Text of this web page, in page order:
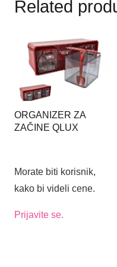
Related
ORGANIZER ZA
ZAČINE QLUX
Morate biti korisnik,
kako bi videli cene.
Prijavite se.